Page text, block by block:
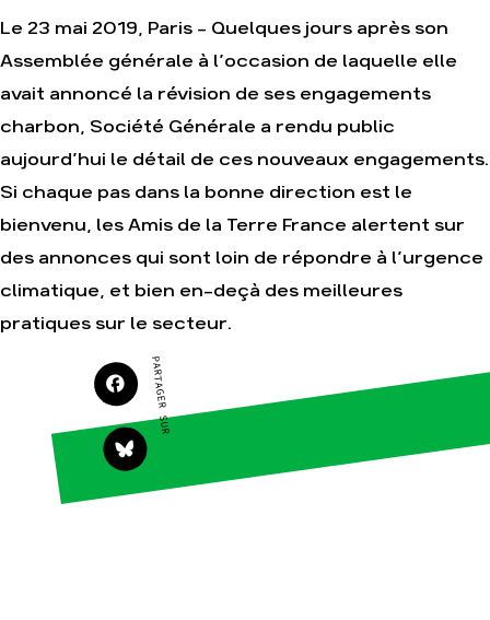
terrain
Agir au quotidien
Soutenir les
campagnes
Transmettre tout ou
partie de son
patrimoine
Télécharger
guides éco-citoyens
thématiques
Climat – Énergie
Surproduction
Agriculture
Finance
Multinationales
Forêts
Actualités
Espace presse
Groupes
Le 23 mai 2019, Paris - Quelques jours après son
Assemblée générale à l’occasion de laquelle elle
avait annoncé la révision de ses engagements
charbon, Société Générale a rendu public
aujourd’hui le détail de ces nouveaux engagements.
Si chaque pas dans la bonne direction est le
bienvenu, les Amis de la Terre France alertent sur
des annonces qui sont loin de répondre à l’urgence
climatique, et bien en-deçà des meilleures
pratiques sur le secteur.
PARTAGER SUR